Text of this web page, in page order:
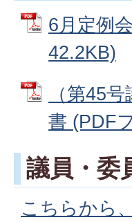
6月定例
42.2KB)
（第45
書 (PDF
議員・委
こちらから